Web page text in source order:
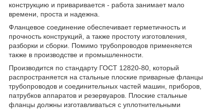
конструкцию и приваривается - работа занимает мало
времени, проста и надежна.
Фланцевое соединение обеспечивает герметичность и
прочность конструкций, а также простоту изготовления,
разборки и сборки. Помимо трубопроводов применяется
также в производстве и промышленности.
Производится по стандарту ГОСТ 12820-80, который
распространяется на стальные плоские приварные фланцы
трубопроводов и соединительных частей машин, приборов,
патрубков аппаратов и резервуаров. Плоские стальные
фланцы должны изготавливаться с уплотнительными